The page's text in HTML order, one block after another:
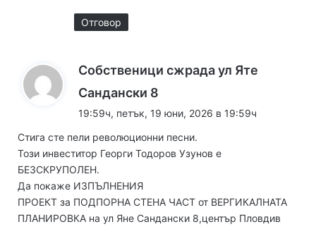
Отговор
Собственици сжрада ул Яте
Сандански 8
а
а
:
19:59ч, петък, 19 юни, 2026 в 19:59ч
Стига сте пели революционни песни.
Този инвеститор Георги Тодоров Узунов е
БЕЗСКРУПОЛЕН.
Да покаже ИЗПЪЛНЕНИЯ
ПРОЕКТ за ПОДПОРНА СТЕНА ЧАСТ от ВЕРГИКАЛНАТА
ПЛАНИРОВКА на ул Яне Сандански 8,център Пловдив